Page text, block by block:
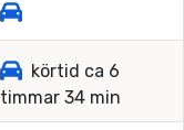
körtid ca 6
timmar 34 min